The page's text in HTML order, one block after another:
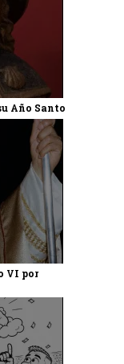
Año Santo
VI por